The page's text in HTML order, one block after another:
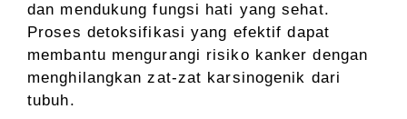
dan mendukung fungsi hati yang sehat.
Proses detoksifikasi yang efektif dapat
membantu mengurangi risiko kanker dengan
menghilangkan zat-zat karsinogenik dari
tubuh.